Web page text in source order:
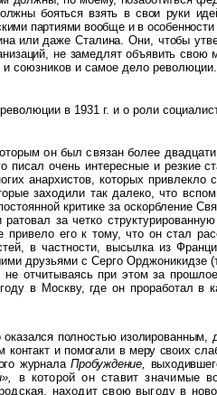
бояться взять в свои руки
партиями вообще и в
илидаже Сталина. Они, чтобы
не замедлят объявитьсвою
и союзников и самое дело революции.
в 1931 г. и о роли
он был связан более
очень интересные и резкие
анархистов, которых
заходили так далеко, что
критике за оскорбление
за четко
его к тому, что он стал
в частности, высылка из
друзьями с Серго Орджоникидзе
отчитываясь при этом за
в Москву, где он проработал в
полностью
контакт и помогали в меру своих
журналаПробуждение,
в которой он ставит значимые
находит свою выгоду в